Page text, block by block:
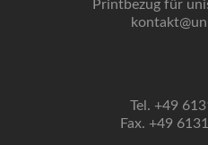
Printbezug für
Tel. +49
Fax. +49